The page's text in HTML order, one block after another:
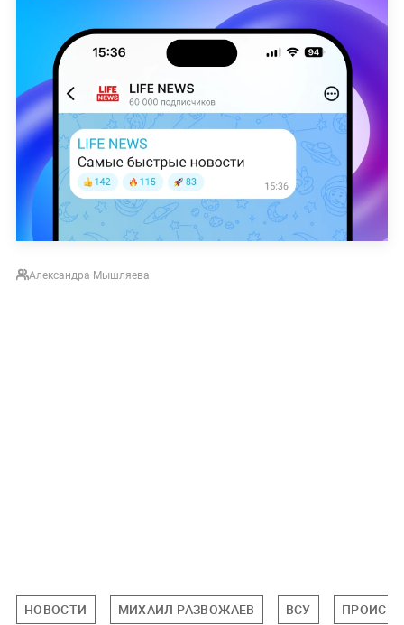
Александра Мышляева
НОВОСТИ МИХАИЛ РАЗВОЖАЕВ ВСУ